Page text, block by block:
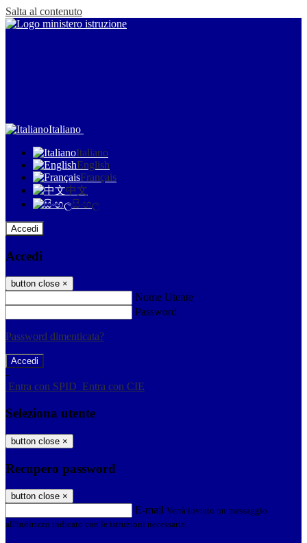
Salta al contenuto
Italiano
Italiano
English
Français
中文
සිංහල
Accedi
Accedi
button close ×
Nome Utente
Password
Password dimenticata?
-
Entra con SPID Entra con CIE
Seleziona utente
button close ×
Recupero password
button close ×
E-mail Verrà inviato un messaggio
all'indirizzo indicato con le istruzioni necessarie.